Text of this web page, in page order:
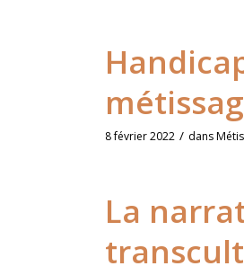
8 février 2022 / dans
La